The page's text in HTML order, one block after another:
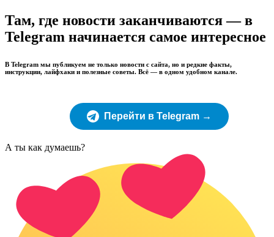
Там, где новости заканчиваются — в
Telegram начинается самое интересное
В Telegram мы публикуем не только новости с сайта, но и редкие факты,
инструкции, лайфхаки и полезные советы. Всё — в одном удобном канале.
Перейти в Telegram →
А ты как думаешь?